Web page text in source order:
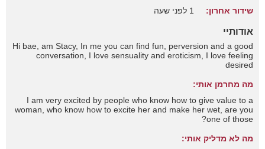
שידור אחרון: 1 לפני שעה
אודותיי
Hi bae, am Stacy, In me you can find fun, perversion and a good
conversation, I love sensuality and eroticism, I love feeling
desired
מה מחרמן אותי:
I am very excited by people who know how to give value to a
woman, who know how to excite her and make her wet, are you
one of those?
מה לא מדליק אותי: